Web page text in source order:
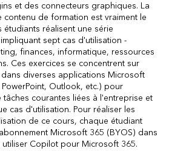
et des connecteurs graphiques. La
contenu de formation est vraiment le
réalisent une série
sept cas d'utilisation -
finances, informatique, ressources
Ces exercices se concentrent sur
diverses applications Microsoft
Outlook, etc.) pour
courantes liées à l'entreprise et
cas d'utilisation. Pour réaliser les
de ce cours, chaque étudiant
Microsoft 365 (BYOS) dans
utiliser Copilot pour Microsoft 365.